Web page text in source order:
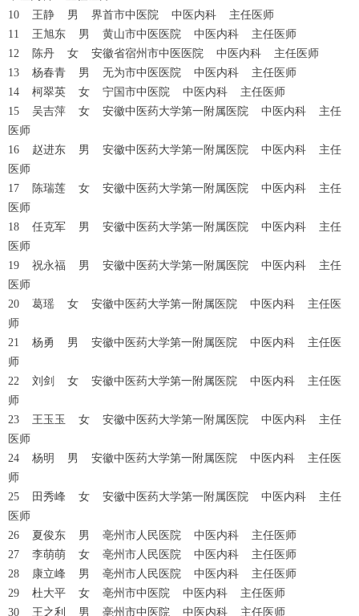
10 王静 男 界首市中医院 中医内科 主任医师
11 王旭东 男 黄山市中医医院 中医内科 主任医师
12 陈丹 女 安徽省宿州市中医医院 中医内科 主任医师
13 杨春青 男 无为市中医医院 中医内科 主任医师
14 柯翠英 女 宁国市中医院 中医内科 主任医师
15 吴吉萍 女 安徽中医药大学第一附属医院 中医内科 主任
医师
16 赵进东 男 安徽中医药大学第一附属医院 中医内科 主任
医师
17 陈瑞莲 女 安徽中医药大学第一附属医院 中医内科 主任
医师
18 任克军 男 安徽中医药大学第一附属医院 中医内科 主任
医师
19 祝永福 男 安徽中医药大学第一附属医院 中医内科 主任
医师
20 葛瑶 女 安徽中医药大学第一附属医院 中医内科 主任医
师
21 杨勇 男 安徽中医药大学第一附属医院 中医内科 主任医
师
22 刘剑 女 安徽中医药大学第一附属医院 中医内科 主任医
师
23 王玉玉 女 安徽中医药大学第一附属医院 中医内科 主任
医师
24 杨明 男 安徽中医药大学第一附属医院 中医内科 主任医
师
25 田秀峰 女 安徽中医药大学第一附属医院 中医内科 主任
医师
26 夏俊东 男 亳州市人民医院 中医内科 主任医师
27 李萌萌 女 亳州市人民医院 中医内科 主任医师
28 康立峰 男 亳州市人民医院 中医内科 主任医师
29 杜大平 女 亳州市中医院 中医内科 主任医师
30 王之利 男 亳州市中医院 中医内科 主任医师